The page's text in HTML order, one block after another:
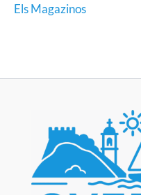
Els Magazinos